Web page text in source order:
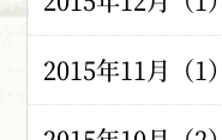
2015年11月（1）